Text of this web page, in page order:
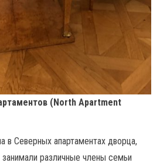
(North Apartment
в Северных апартаментах дворца,
различные члены семьи